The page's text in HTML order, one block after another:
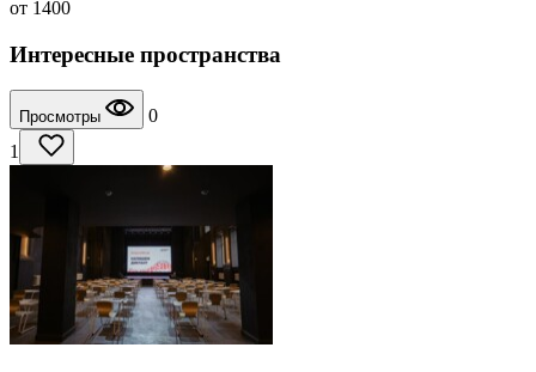
от 1400
Интересные пространства
Просмотры
0
1